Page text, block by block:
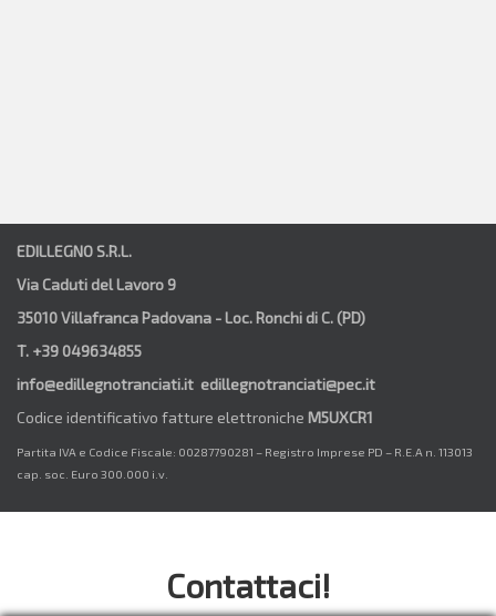
EDILLEGNO S.R.L.
Via Caduti del Lavoro 9
35010 Villafranca Padovana - Loc. Ronchi di C. (PD)
T. +39 049634855
info@edillegnotranciati.it edillegnotranciati@pec.it
Codice identificativo fatture elettroniche M5UXCR1
Partita IVA e Codice Fiscale: 00287790281 – Registro Imprese PD – R.E.A n. 113013
cap. soc. Euro 300.000 i.v.
Contattaci!